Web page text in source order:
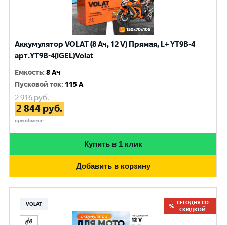
Аккумулятор VOLAT (8 Ач, 12 V) Прямая, L+ YT9B-4
арт.YT9B-4(iGEL)Volat
Емкость:8 Ач
Пусковой ток: 115 A
2 916руб.
2 844 руб.
при обмене
Купить в 1 клик
Добавить в корзину
VOLAT
СЕГОДНЯ СО
СКИДКОЙ